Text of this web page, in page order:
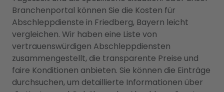
Branchenportal können Sie die Kosten für
Abschleppdienste in Friedberg, Bayern leicht
vergleichen. Wir haben eine Liste von
vertrauenswürdigen Abschleppdiensten
zusammengestellt, die transparente Preise und
faire Konditionen anbieten. Sie können die Einträge
durchsuchen, um detaillierte Informationen über